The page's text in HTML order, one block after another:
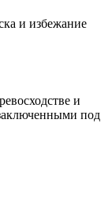
и избежание
и
под